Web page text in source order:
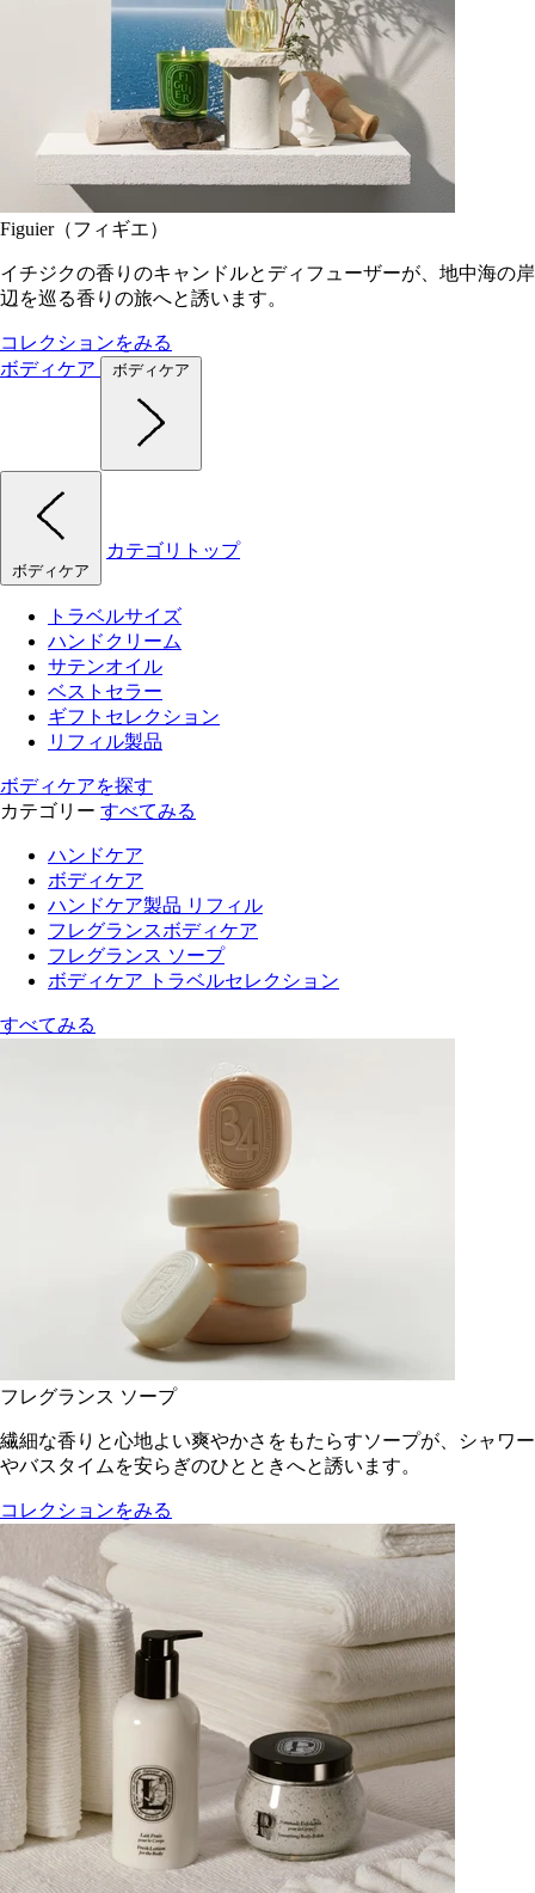
Figuier（フィギエ）
イチジクの香りのキャンドルとディフューザーが、地中海の岸
辺を巡る香りの旅へと誘います。
コレクションをみる
ボディケア
ボディケア
ボディケア
カテゴリトップ
トラベルサイズ
ハンドクリーム
サテンオイル
ベストセラー
ギフトセレクション
リフィル製品
ボディケアを探す
カテゴリー すべてみる
ハンドケア
ボディケア
ハンドケア製品 リフィル
フレグランスボディケア
フレグランス ソープ
ボディケア トラベルセレクション
すべてみる
フレグランス ソープ
繊細な香りと心地よい爽やかさをもたらすソープが、シャワー
やバスタイムを安らぎのひとときへと誘います。
コレクションをみる